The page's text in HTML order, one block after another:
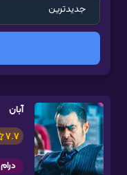
آبان
7.7
درام